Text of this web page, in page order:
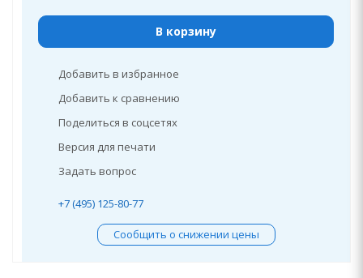
В корзину
Добавить в избранное
Добавить к сравнению
Поделиться в соцсетях
Версия для печати
Задать вопрос
+7 (495) 125-80-77
Сообщить о снижении цены